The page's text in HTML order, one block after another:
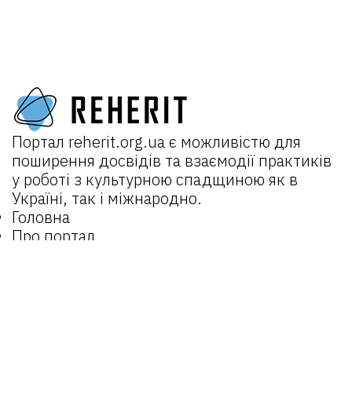
Портал reherit.org.uaє можливістю для
поширення досвідів та взаємодії практиків
у роботі з культурною спадщиною як в
Україні, так і міжнародно.
Головна
Про портал